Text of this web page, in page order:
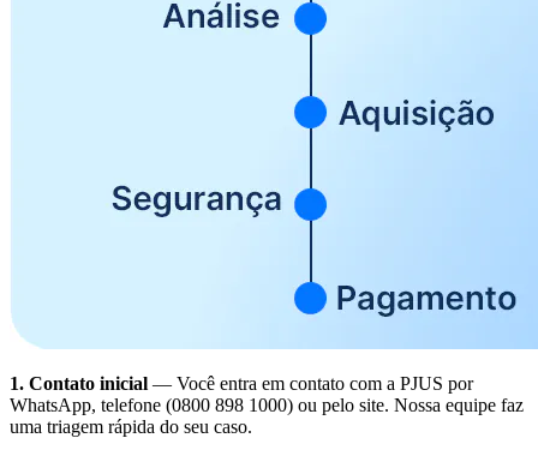
1. Contato inicial — Você entra em contato com a PJUS por
WhatsApp, telefone (0800 898 1000) ou pelo site. Nossa equipe faz
uma triagem rápida do seu caso.